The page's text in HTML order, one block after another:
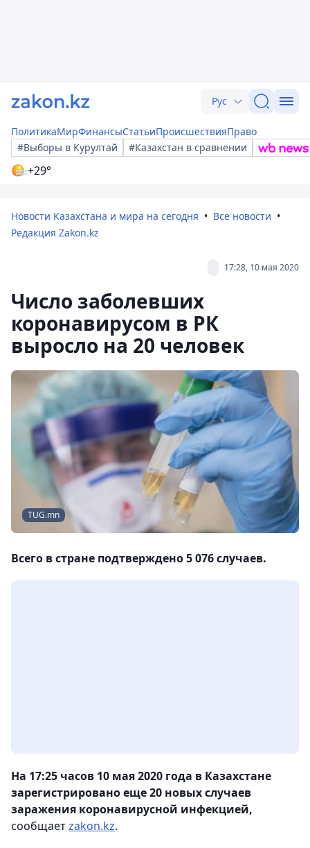
Рус
ПолитикаМирФинансыСтатьиПроисшествияПраво
#Выборы в Курултай
#Казахстан в сравнении
+29°
Новости Казахстана и мира на сегодня
Все новости
Редакция Zakon.kz
17:28, 10 мая 2020
Число заболевших
коронавирусом в РК
выросло на 20 человек
TUG.mn
Всего в стране подтверждено 5 076 случаев.
На 17:25 часов 10 мая 2020 года в Казахстане
зарегистрировано еще 20 новых случаев
заражения коронавирусной инфекцией,
сообщаетzakon.kz.